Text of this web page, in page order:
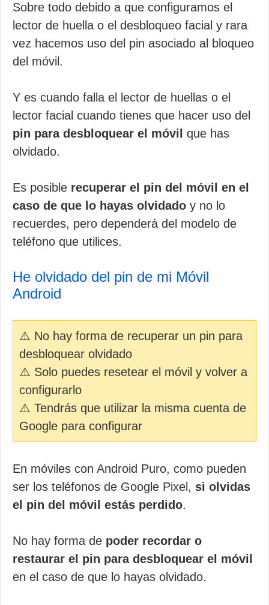
Sobre todo debido a que configuramos el
lector de huella o el desbloqueo facial y rara
vez hacemos uso del pin asociado al bloqueo
del móvil.
Y es cuando falla el lector de huellas o el
lector facial cuando tienes que hacer uso del
pin para desbloquear el móvil que has
olvidado.
Es posible recuperar el pin del móvil en el
caso de que lo hayas olvidado y no lo
recuerdes, pero dependerá del modelo de
teléfono que utilices.
He olvidado del pin de mi Móvil
Android
⚠️ No hay forma de recuperar un pin para
desbloquear olvidado
⚠️ Solo puedes resetear el móvil y volver a
configurarlo
⚠️ Tendrás que utilizar la misma cuenta de
Google para configurar
En móviles con Android Puro, como pueden
ser los teléfonos de Google Pixel, si olvidas
el pin del móvil estás perdido.
No hay forma de poder recordar o
restaurar el pin para desbloquear el móvil
en el caso de que lo hayas olvidado.